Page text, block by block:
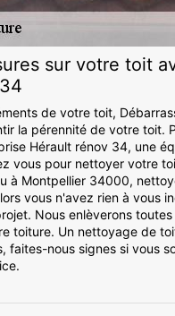
sur votre toit
de votre toit,
la pérennité de votre toit.
Hérault rénov 34, une
vous pour nettoyer votre
à Montpellier 34000,
vous n'avez rien à vous
Nous enlèverons toutes
toiture. Un nettoyage de
faites-nous signes si vous